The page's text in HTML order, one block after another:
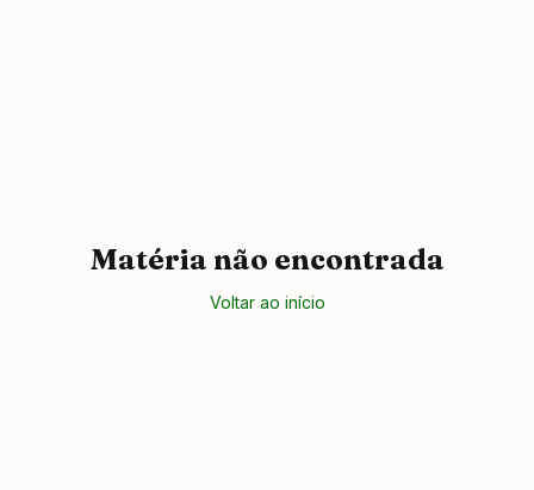
Matéria não encontrada
Voltar ao início